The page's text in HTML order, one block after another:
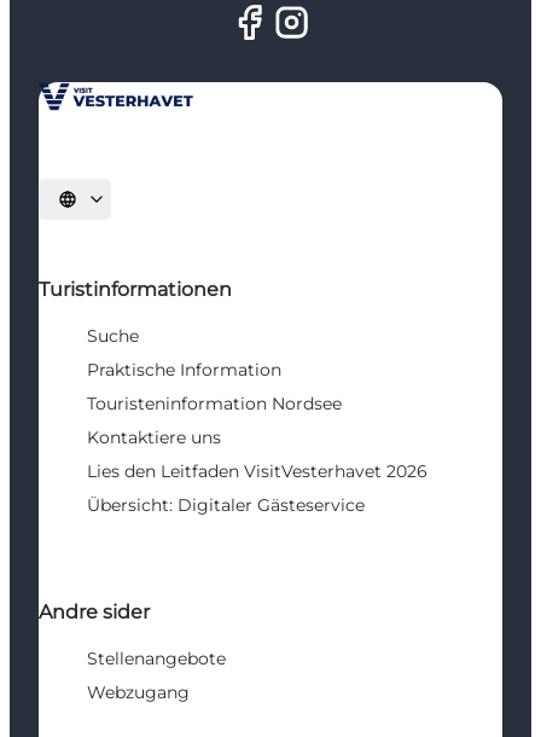
Sprache auswählen
Turistinformationen
Suche
Praktische Information
Touristeninformation Nordsee
Kontaktiere uns
Lies den Leitfaden VisitVesterhavet 2026
Übersicht: Digitaler Gästeservice
Andre sider
Stellenangebote
Webzugang